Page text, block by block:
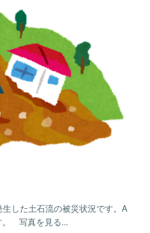
した土石流の被災状況です。A
。 写真を見る...